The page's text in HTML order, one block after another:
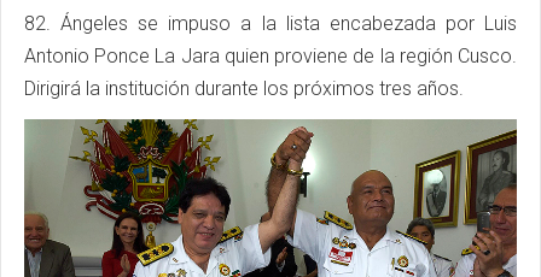
82. Ángeles se impuso a la lista encabezada por Luis
Antonio Ponce La Jara quien proviene de la región Cusco.
Dirigirá la institución durante los próximos tres años.